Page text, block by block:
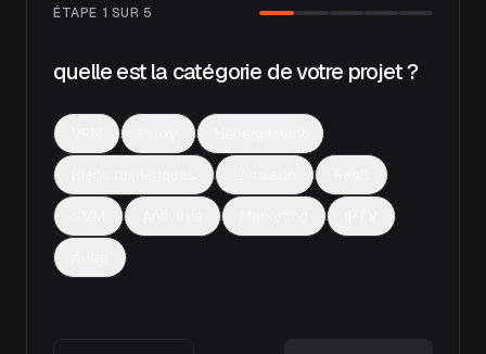
ÉTAPE 1 SUR 5
quelle est la catégorie de votre projet ?